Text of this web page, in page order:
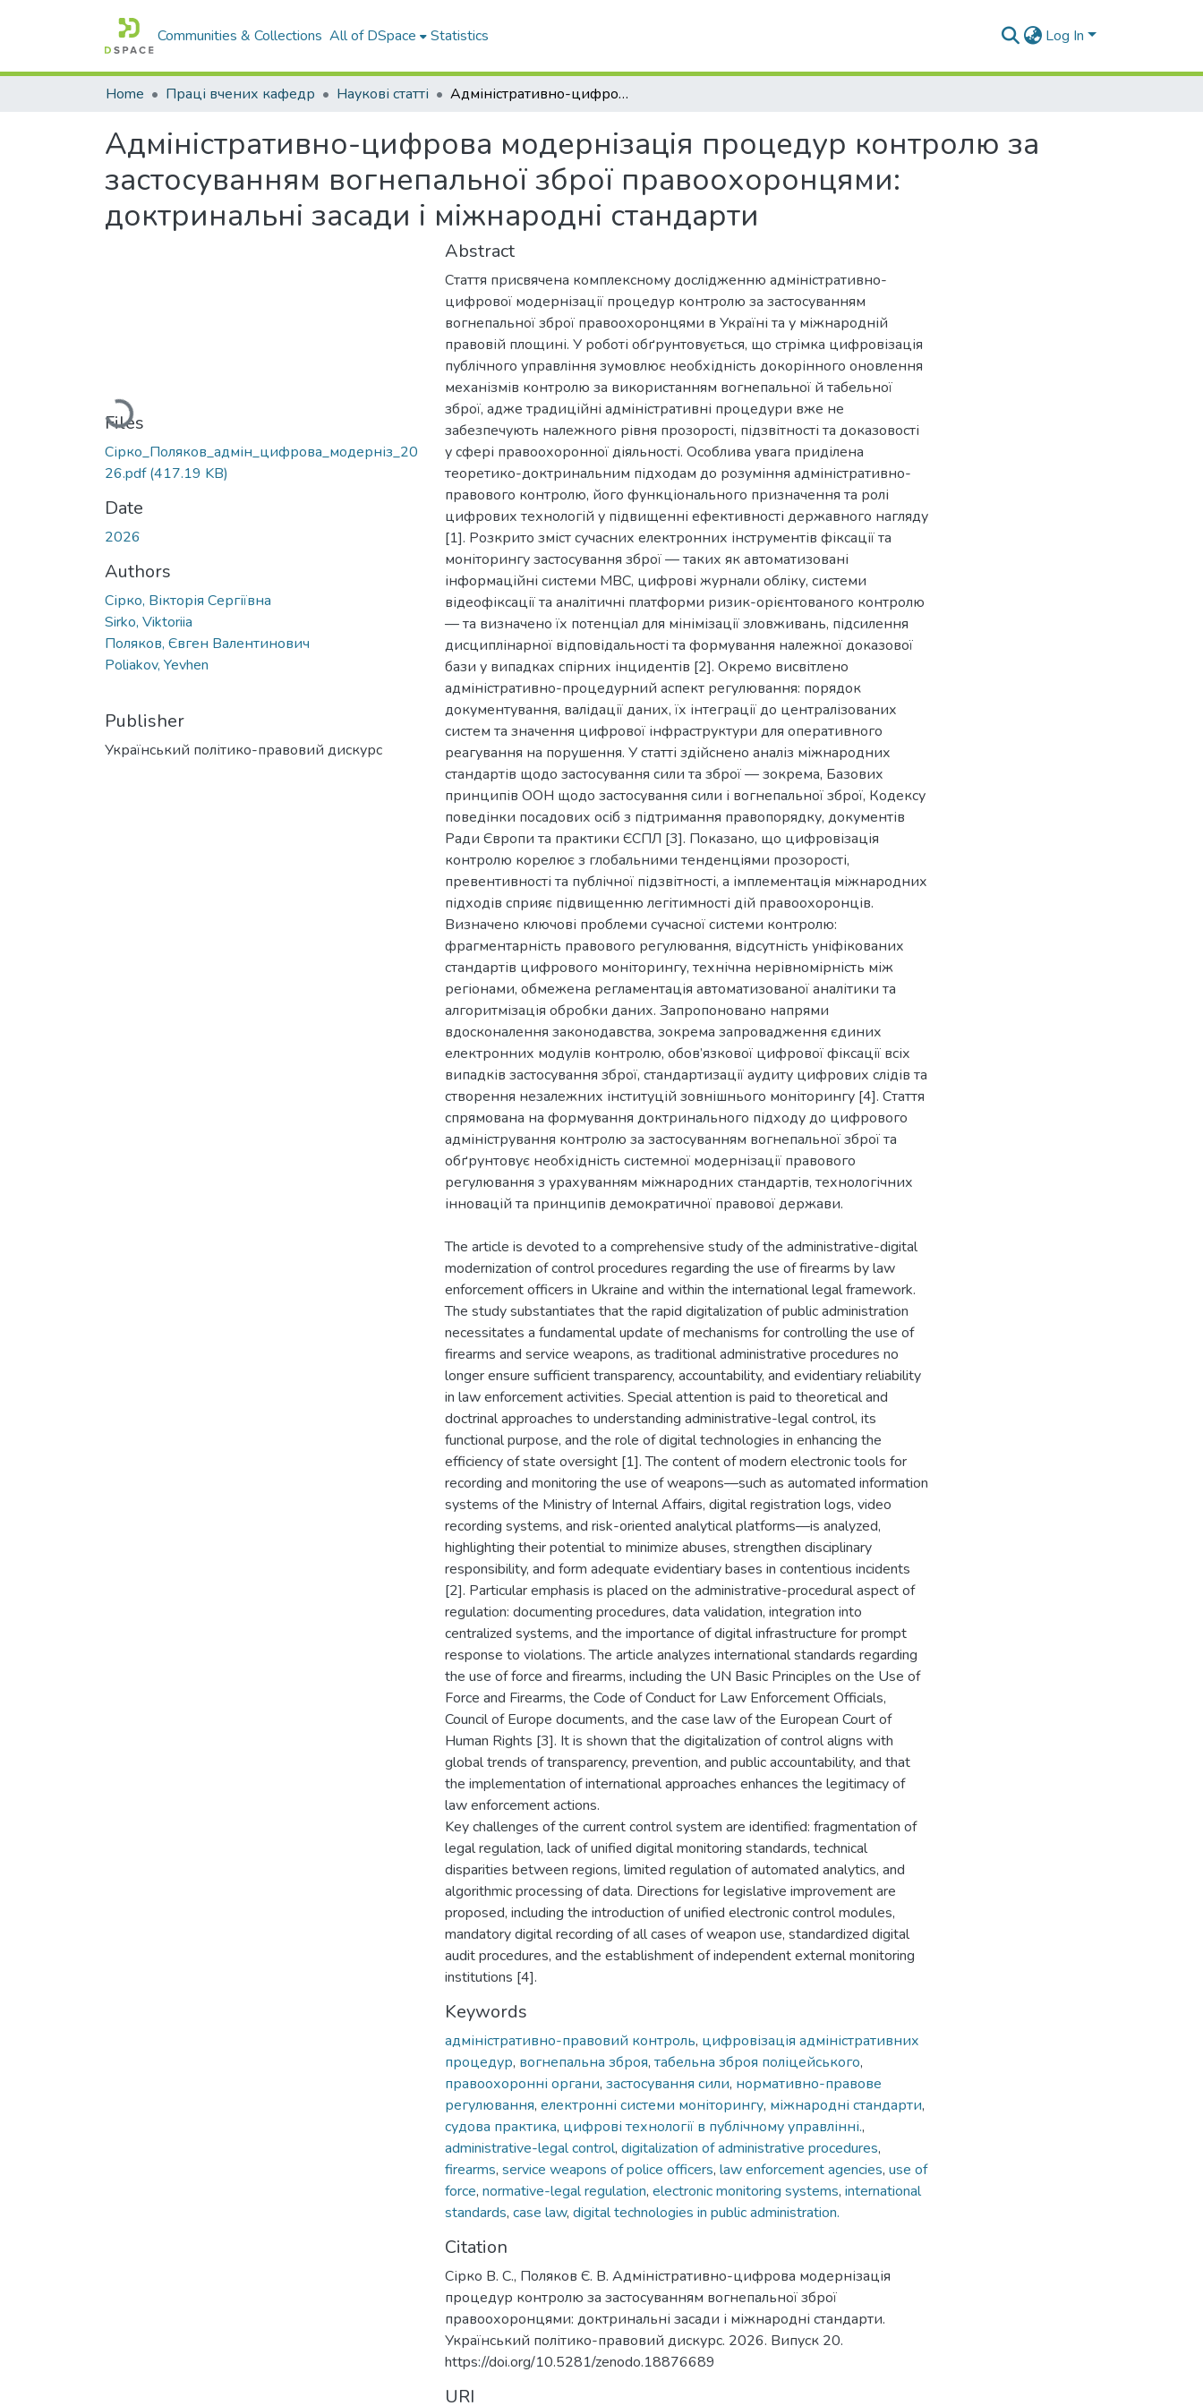
Communities & Collections All of DSpace Statistics Log In
Home Праці вчених кафедр Наукові статті Адміністративно-цифрова модернізація процедур контролю за застосуванням вогнепальної зброї правоохоронцями: доктринальні засади і міжнародні стандарти
Адміністративно-цифрова модернізація процедур контролю за
застосуванням вогнепальної зброї правоохоронцями:
доктринальні засади і міжнародні стандарти
Loading...
Files
Сірко_Поляков_адмін_цифрова_модерніз_20
26.pdf(417.19 KB)
Date
2026
Authors
Сірко, Вікторія Сергіївна
Sirko, Viktoriia
Поляков, Євген Валентинович
Poliakov, Yevhen
Publisher
Український політико-правовий дискурс
Abstract
Стаття присвячена комплексному дослідженню адміністративно-
цифрової модернізації процедур контролю за застосуванням
вогнепальної зброї правоохоронцями в Україні та у міжнародній
правовій площині. У роботі обґрунтовується, що стрімка цифровізація
публічного управління зумовлює необхідність докорінного оновлення
механізмів контролю за використанням вогнепальної й табельної
зброї, адже традиційні адміністративні процедури вже не
забезпечують належного рівня прозорості, підзвітності та доказовості
у сфері правоохоронної діяльності. Особлива увага приділена
теоретико-доктринальним підходам до розуміння адміністративно-
правового контролю, його функціонального призначення та ролі
цифрових технологій у підвищенні ефективності державного нагляду
[1]. Розкрито зміст сучасних електронних інструментів фіксації та
моніторингу застосування зброї — таких як автоматизовані
інформаційні системи МВС, цифрові журнали обліку, системи
відеофіксації та аналітичні платформи ризик-орієнтованого контролю
— та визначено їх потенціал для мінімізації зловживань, підсилення
дисциплінарної відповідальності та формування належної доказової
бази у випадках спірних інцидентів [2]. Окремо висвітлено
адміністративно-процедурний аспект регулювання: порядок
документування, валідації даних, їх інтеграції до централізованих
систем та значення цифрової інфраструктури для оперативного
реагування на порушення. У статті здійснено аналіз міжнародних
стандартів щодо застосування сили та зброї — зокрема, Базових
принципів ООН щодо застосування сили і вогнепальної зброї, Кодексу
поведінки посадових осіб з підтримання правопорядку, документів
Ради Європи та практики ЄСПЛ [3]. Показано, що цифровізація
контролю корелює з глобальними тенденціями прозорості,
превентивності та публічної підзвітності, а імплементація міжнародних
підходів сприяє підвищенню легітимності дій правоохоронців.
Визначено ключові проблеми сучасної системи контролю:
фрагментарність правового регулювання, відсутність уніфікованих
стандартів цифрового моніторингу, технічна нерівномірність між
регіонами, обмежена регламентація автоматизованої аналітики та
алгоритмізація обробки даних. Запропоновано напрями
вдосконалення законодавства, зокрема запровадження єдиних
електронних модулів контролю, обов’язкової цифрової фіксації всіх
випадків застосування зброї, стандартизації аудиту цифрових слідів та
створення незалежних інституцій зовнішнього моніторингу [4]. Стаття
спрямована на формування доктринального підходу до цифрового
адміністрування контролю за застосуванням вогнепальної зброї та
обґрунтовує необхідність системної модернізації правового
регулювання з урахуванням міжнародних стандартів, технологічних
інновацій та принципів демократичної правової держави.
The article is devoted to a comprehensive study of the administrative-digital
modernization of control procedures regarding the use of firearms by law
enforcement officers in Ukraine and within the international legal framework.
The study substantiates that the rapid digitalization of public administration
necessitates a fundamental update of mechanisms for controlling the use of
firearms and service weapons, as traditional administrative procedures no
longer ensure sufficient transparency, accountability, and evidentiary reliability
in law enforcement activities. Special attention is paid to theoretical and
doctrinal approaches to understanding administrative-legal control, its
functional purpose, and the role of digital technologies in enhancing the
efficiency of state oversight [1]. The content of modern electronic tools for
recording and monitoring the use of weapons—such as automated information
systems of the Ministry of Internal Affairs, digital registration logs, video
recording systems, and risk-oriented analytical platforms—is analyzed,
highlighting their potential to minimize abuses, strengthen disciplinary
responsibility, and form adequate evidentiary bases in contentious incidents
[2]. Particular emphasis is placed on the administrative-procedural aspect of
regulation: documenting procedures, data validation, integration into
centralized systems, and the importance of digital infrastructure for prompt
response to violations. The article analyzes international standards regarding
the use of force and firearms, including the UN Basic Principles on the Use of
Force and Firearms, the Code of Conduct for Law Enforcement Officials,
Council of Europe documents, and the case law of the European Court of
Human Rights [3]. It is shown that the digitalization of control aligns with
global trends of transparency, prevention, and public accountability, and that
the implementation of international approaches enhances the legitimacy of
law enforcement actions.
Key challenges of the current control system are identified: fragmentation of
legal regulation, lack of unified digital monitoring standards, technical
disparities between regions, limited regulation of automated analytics, and
algorithmic processing of data. Directions for legislative improvement are
proposed, including the introduction of unified electronic control modules,
mandatory digital recording of all cases of weapon use, standardized digital
audit procedures, and the establishment of independent external monitoring
institutions [4].
Keywords
адміністративно-правовий контроль, цифровізація адміністративних
процедур, вогнепальна зброя, табельна зброя поліцейського,
правоохоронні органи, застосування сили, нормативно-правове
регулювання, електронні системи моніторингу, міжнародні стандарти,
судова практика, цифрові технології в публічному управлінні.,
administrative-legal control, digitalization of administrative procedures,
firearms, service weapons of police officers, law enforcement agencies, use of
force, normative-legal regulation, electronic monitoring systems, international
standards, case law, digital technologies in public administration.
Citation
Сірко В. С., Поляков Є. В. Адміністративно-цифрова модернізація
процедур контролю за застосуванням вогнепальної зброї
правоохоронцями: доктринальні засади і міжнародні стандарти.
Український політико-правовий дискурс. 2026. Випуск 20.
https://doi.org/10.5281/zenodo.18876689
URI